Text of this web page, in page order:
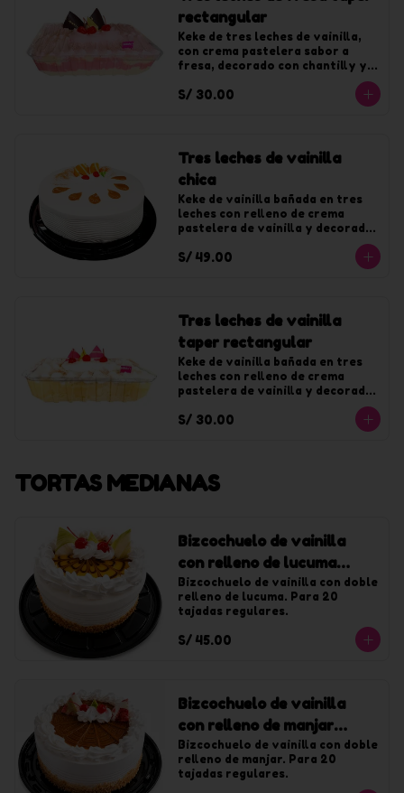
rectangular
Keke de tres leches de vainilla,
con crema pastelera sabor a
fresa, decorado con chantilly y
S/ 30.00
Tres leches de vainilla
chica
Keke de vainilla bañada en tres
leches con relleno de crema
pastelera de vainilla y decorado
con chantilly de vainilla. Para 10
tajadas
S/ 49.00
Tres leches de vainilla
taper rectangular
Keke de vainilla bañada en tres
leches con relleno de crema
pastelera de vainilla y decorado
S/ 30.00
TORTAS MEDIANAS
Bizcochuelo de vainilla
con relleno de lucuma
mediana
Bizcochuelo de vainilla con doble
relleno de lucuma. Para 20
tajadas regulares.
S/ 45.00
Bizcochuelo de vainilla
con relleno de manjar
mediana
Bizcochuelo de vainilla con doble
relleno de manjar. Para 20
tajadas regulares.